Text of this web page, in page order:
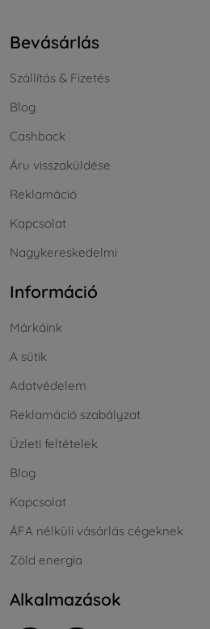
Bevásárlás
Szállítás & Fizetés
Blog
Cashback
Áru visszaküldése
Reklamáció
Kapcsolat
Nagykereskedelmi
Információ
Márkáink
A sütik
Adatvédelem
Reklamáció szabályzat
Üzleti feltételek
Blog
Kapcsolat
ÁFA nélküli vásárlás cégeknek
Zöld energia
Alkalmazások